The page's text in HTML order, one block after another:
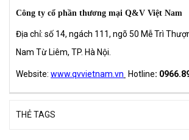
Công ty cổ phần thương mại Q&V Việt Nam
Địa chỉ: số 14, ngách 111, ngõ 50 Mễ Trì
Nam Từ Liêm, TP. Hà Nội.
Website: www.qvvietnam.vn Hotline:
THẺ TAGS